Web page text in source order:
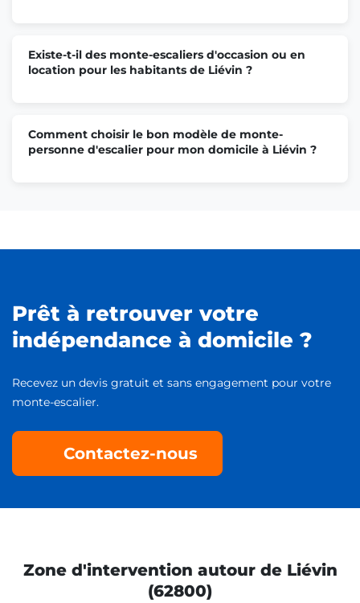
Existe-t-il des monte-escaliers d'occasion ou en
location pour les habitants de Liévin ?
Comment choisir le bon modèle de monte-
personne d'escalier pour mon domicile à Liévin ?
Prêt à retrouver votre
indépendance à domicile ?
Recevez un devis gratuit et sans engagement pour votre
monte-escalier.
Contactez-nous
Zone d'intervention autour de Liévin
(62800)